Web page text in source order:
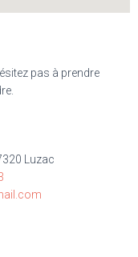
pas à prendre
Luzac